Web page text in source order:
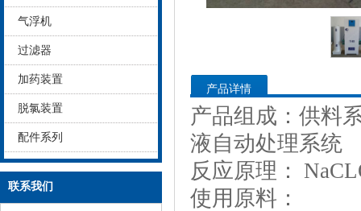
气浮机
过滤器
加药装置
脱氯装置
配件系列
联系我们
产品详情
产品组成：供料
液自动处理系统
反应原理：
使用原料：